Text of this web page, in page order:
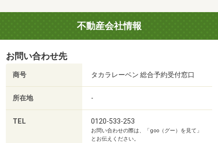
不動産会社情報
お問い合わせ先
商号 タカラレーベン 総合予約受付窓口
所在地 -
TEL 0120-533-253
お問い合わせの際は、「goo（グー）を見て」
とお伝えください。